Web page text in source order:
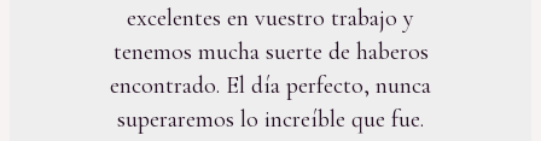
excelentes en vuestro trabajo y
tenemos mucha suerte de haberos
encontrado. El día perfecto, nunca
superaremos lo increíble que fue.